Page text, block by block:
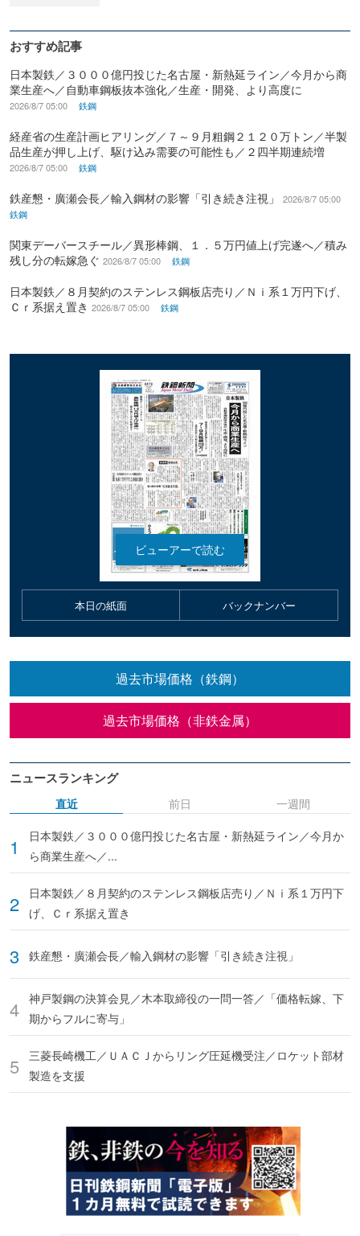
おすすめ記事
日本製鉄／３０００億円投じた名古屋・新熱延ライン／今月から商
業生産へ／自動車鋼板抜本強化／生産・開発、より高度に
2026/8/7 05:00 鉄鋼
経産省の生産計画ヒアリング／７～９月粗鋼２１２０万トン／半製
品生産が押し上げ、駆け込み需要の可能性も／２四半期連続増
2026/8/7 05:00 鉄鋼
鉄産懇・廣瀬会長／輸入鋼材の影響「引き続き注視」
2026/8/7 05:00
鉄鋼
関東デーバースチール／異形棒鋼、１．５万円値上げ完遂へ／積み
残し分の転嫁急ぐ 2026/8/7 05:00 鉄鋼
日本製鉄／８月契約のステンレス鋼板店売り／Ｎｉ系１万円下げ、
Ｃｒ系据え置き 2026/8/7 05:00 鉄鋼
本日の紙面 バックナンバー
過去市場価格（鉄鋼）
過去市場価格（非鉄金属）
ニュースランキング
直近
日本製鉄／３０００億円投じた名古屋・新熱延ライン／今月か
ら商業生産へ／...
日本製鉄／８月契約のステンレス鋼板店売り／Ｎｉ系１万円下
げ、Ｃｒ系据え置き
鉄産懇・廣瀬会長／輸入鋼材の影響「引き続き注視」
神戸製鋼の決算会見／木本取締役の一問一答／「価格転嫁、下
期からフルに寄与」
三菱長崎機工／ＵＡＣＪからリング圧延機受注／ロケット部材
製造を支援
前日 一週間